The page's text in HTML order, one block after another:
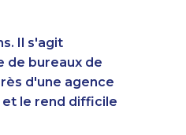
Il s'agit
de bureaux de
d'une agence
le rend difficile